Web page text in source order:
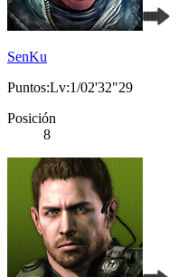
SenKu
Puntos:Lv:1/02'32"29
Posición
8